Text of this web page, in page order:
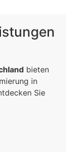
bieten
in
Sie